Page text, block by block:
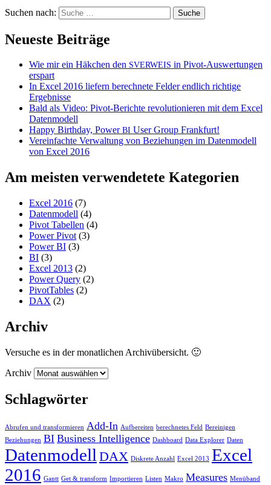
Suchen nach:
Neueste Beiträge
Wie mir ein Häkchen den SVERWEIS in Pivot-Auswertungen
erspart
In Excel 2016 liefern berechnete Felder endlich richtige
Ergebnisse
Bald als Video: Pivot-Berichte revolutionieren mit dem Excel
Datenmodell
Happy Birthday, PowerBI User Group Frankfurt!
Vereinfachte Verwaltung von Beziehungen im Datenmodell
von Excel 2016
Am meisten verwendetete Kategorien
Excel 2016 (7)
Datenmodell (4)
Pivot Tabellen (4)
Power Pivot (3)
Power BI (3)
BI (3)
Excel 2013 (2)
Power Query (2)
PivotTables (2)
DAX (2)
Archiv
Versuche es in der monatlichen Archivübersicht. 🙂
Archiv
Schlagwörter
Abrufen und transformieren Add-In Aufbereiten berechnetes Feld Bereinigen
Beziehungen BI Business Intelligence Dashboard Data Explorer Daten
Datenmodell DAX Diskrete Anzahl Excel 2013 Excel
2016 Gantt Get & transform Importieren Listen Makro Measures Menüband